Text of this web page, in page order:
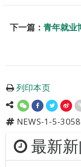
下一篇： 青年就业
列印本页
NEWS-1-5-
最新